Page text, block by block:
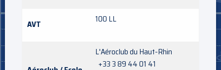
AVT 100 LL
L'Aéroclub du Haut-Rhin
+33 3 89 44 01 41